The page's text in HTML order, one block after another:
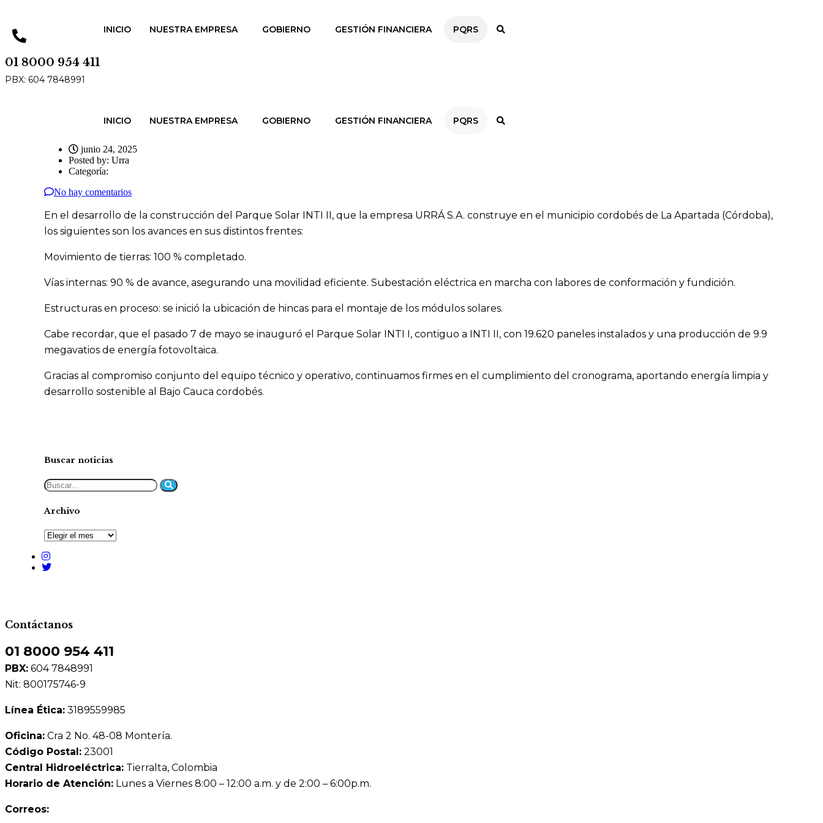
INICIO NUESTRA EMPRESA GOBIERNO GESTIÓN FINANCIERA PQRS
01 8000 954 411
PBX: 604 7848991
INICIO NUESTRA EMPRESA GOBIERNO GESTIÓN FINANCIERA PQRS
junio 24, 2025
Posted by: Urra
Categoría:
No hay comentarios
En el desarrollo de la construcción del Parque Solar INTI II, que la empresa URRÁ S.A. construye en el municipio cordobés de La Apartada (Córdoba),
los siguientes son los avances en sus distintos frentes:
Movimiento de tierras: 100 % completado.
Vías internas: 90 % de avance, asegurando una movilidad eficiente. Subestación eléctrica en marcha con labores de conformación y fundición.
Estructuras en proceso: se inició la ubicación de hincas para el montaje de los módulos solares.
Cabe recordar, que el pasado 7 de mayo se inauguró el Parque Solar INTI I, contiguo a INTI II, con 19.620 paneles instalados y una producción de 9.9
megavatios de energía fotovoltaica.
Gracias al compromiso conjunto del equipo técnico y operativo, continuamos firmes en el cumplimiento del cronograma, aportando energía limpia y
desarrollo sostenible al Bajo Cauca cordobés.
Buscar noticias
Archivo
Archivo
Contáctanos
01 8000 954 411
PBX: 604 7848991
Nit: 800175746-9
Línea Ética: 3189559985
Oficina: Cra 2 No. 48-08 Montería.
Código Postal: 23001
Central Hidroeléctrica: Tierralta, Colombia
Horario de Atención: Lunes a Viernes 8:00 – 12:00 a.m. y de 2:00 – 6:00p.m.
Correos: